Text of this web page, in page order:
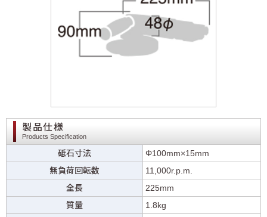
製品仕様
Products Specification
砥石寸法
Φ100mm×15mm
無負荷回転数
11,000r.p.m.
全長
225mm
質量
1.8kg